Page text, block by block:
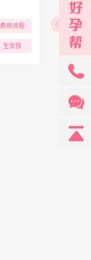
费用流程
生女孩